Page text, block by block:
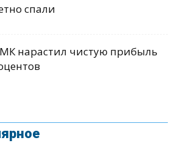
спали
нарастил чистую прибыль